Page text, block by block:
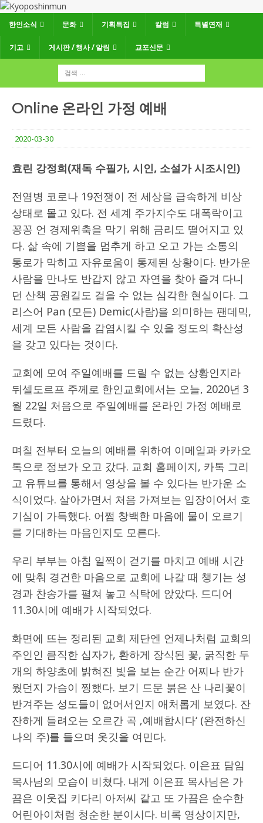
한인소식 문화 기획특집 칼럼 특별연재
기고 게시판 / 행사 / 알림 교포신문
Online 온라인 가정 예배
2020-03-30
효린 강정희(재독 수필가, 시인, 소설가 시조시인)
전염병 코로나 19전쟁이 전 세상을 급속하게 비상
상태로 몰고 있다. 전 세계 주가지수도 대폭락이고
꽁꽁 언 경제위축을 막기 위해 금리도 떨어지고 있
다. 삶 속에 기쁨을 멈추게 하고 오고 가는 소통의
통로가 막히고 자유로움이 통제된 상황이다. 반가운
사람을 만나도 반갑지 않고 자연을 찾아 즐겨 다니
던 산책 공원길도 걸을 수 없는 심각한 현실이다. 그
리스어 Pan (모든) Demic(사람)을 의미하는 팬데믹,
세계 모든 사람을 감염시킬 수 있을 정도의 확산성
을 갖고 있다는 것이다.
교회에 모여 주일예배를 드릴 수 없는 상황인지라
뒤셀도르프 주께로 한인교회에서는 오늘, 2020년 3
월 22일 처음으로 주일예배를 온라인 가정 예배로
드렸다.
며칠 전부터 오늘의 예배를 위하여 이메일과 카카오
톡으로 정보가 오고 갔다. 교회 홈페이지, 카톡 그리
고 유튜브를 통해서 영상을 볼 수 있다는 반가운 소
식이었다. 살아가면서 처음 가져보는 입장이어서 호
기심이 가득했다. 어쩜 창백한 마음에 물이 오르기
를 기대하는 마음인지도 모른다.
우리 부부는 아침 일찍이 걷기를 마치고 예배 시간
에 맞춰 경건한 마음으로 교회에 나갈 때 챙기는 성
경과 찬송가를 펼쳐 놓고 식탁에 앉았다. 드디어
11.30시에 예배가 시작되었다.
화면에 뜨는 정리된 교회 제단엔 언제나처럼 교회의
주인인 큼직한 십자가, 환하게 장식된 꽃, 굵직한 두
개의 하양초에 밝혀진 빛을 보는 순간 어찌나 반가
웠던지 가슴이 찡했다. 보기 드문 붉은 산 나리꽃이
반겨주는 성도들이 없어서인지 애처롭게 보였다. 잔
잔하게 들려오는 오르간 곡 ‚예배합시다‘ (완전하신
나의 주)를 들으며 옷깃을 여민다.
드디어 11.30시에 예배가 시작되었다. 이은표 담임
목사님의 모습이 비쳤다. 내게 이은표 목사님은 가
끔은 이웃집 키다리 아저씨 같고 또 가끔은 순수한
어린아이처럼 청순한 분이시다. 비록 영상이지만,